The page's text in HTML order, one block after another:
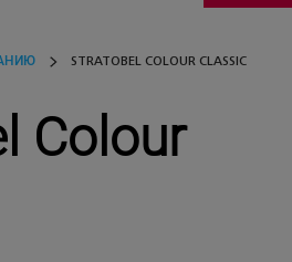
STRATOBEL COLOUR CLASSIC
Colour